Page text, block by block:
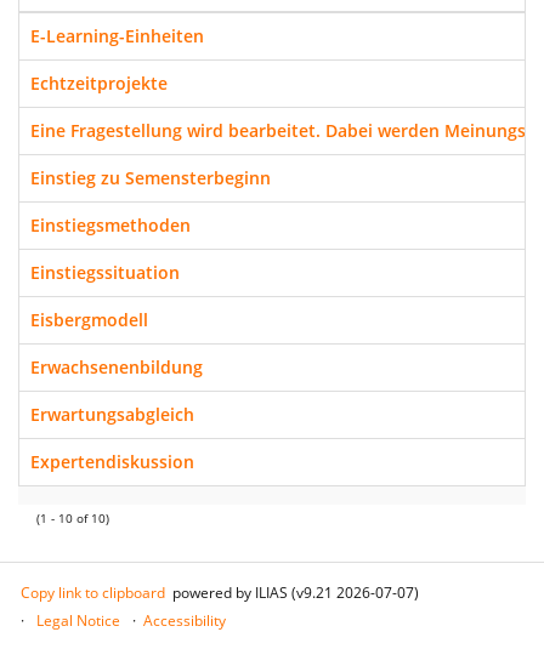
E-Learning-Einheiten
Echtzeitprojekte
Eine Fragestellung wird bearbeitet. Dabei werden
Einstieg zu Semensterbeginn
Einstiegsmethoden
Einstiegssituation
Eisbergmodell
Erwachsenenbildung
Erwartungsabgleich
Expertendiskussion
(1 - 10 of 10)
Copy link to clipboard powered by ILIAS (v9.21 2026-07-07)
Legal Notice
Accessibility